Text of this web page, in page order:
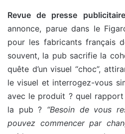
Revue de presse
annonce, parue dans le
pour les fabricants français
souvent, la pub sacrifie la
quête d’un visuel “choc”,
le visuel et interrogez-vous
avec le produit ? quel
la pub ? “Besoin de vous
pouvez commencer par